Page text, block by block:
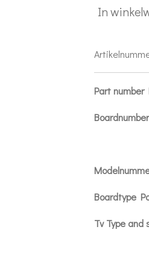
In
Part number
Boardtype
Tv Type and